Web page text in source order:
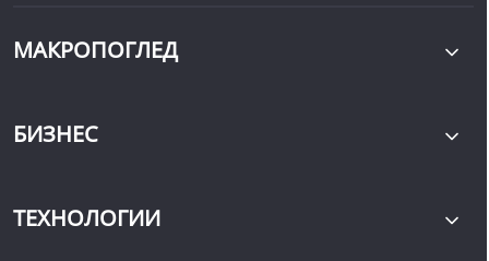
МАКРОПОГЛЕД
БИЗНЕС
ТЕХНОЛОГИИ